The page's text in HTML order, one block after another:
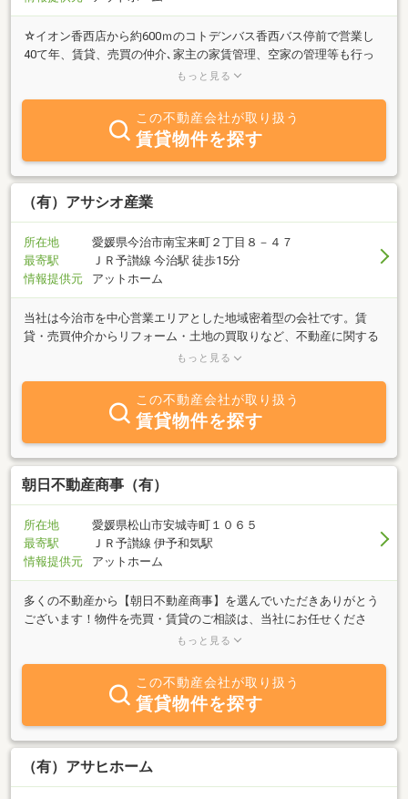
☆イオン香西店から約600ｍのコトデンバス香西バス停前で営業し
40て年、賃貸、売買の仲介､家主の家賃管理、空家の管理等も行っ
ています。●少人数で従事していますので前もってお電話いただけ
等）も承っておりますので、お気軽にご連絡下さい。
もっと見る
この不動産会社が取り扱う
賃貸物件を探す
（有）アサシオ産業
所在地
愛媛県今治市南宝来町２丁目８－４７
最寄駅
ＪＲ予讃線 今治駅 徒歩15分
情報提供元
アットホーム
当社は今治市を中心営業エリアとした地域密着型の会社です。賃
貸・売買仲介からリフォーム・土地の買取りなど、不動産に関する
幅広い事業を展開しております。物件を売りたい方、お探しの方、
足していただけますよう、安心・納得のサービスをご提供致しま
もっと見る
この不動産会社が取り扱う
賃貸物件を探す
朝日不動産商事（有）
所在地
愛媛県松山市安城寺町１０６５
最寄駅
ＪＲ予讃線 伊予和気駅
情報提供元
アットホーム
多くの不動産から【朝日不動産商事】を選んでいただきありがとう
ございます！物件を売買・賃貸のご相談は、当社にお任せくださ
い！当社は創業５０周年を迎え、多くのお客様にご愛好いただいて
意頑張らせていただきます！皆様のご来店を心よりお待ちしており
もっと見る
この不動産会社が取り扱う
賃貸物件を探す
（有）アサヒホーム